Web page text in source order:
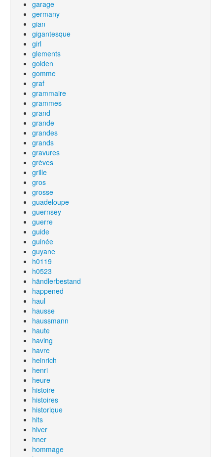
garage
germany
gian
gigantesque
girl
glements
golden
gomme
graf
grammaire
grammes
grand
grande
grandes
grands
gravures
grèves
grille
gros
grosse
guadeloupe
guernsey
guerre
guide
guinée
guyane
h0119
h0523
händlerbestand
happened
haul
hausse
haussmann
haute
having
havre
heinrich
henri
heure
histoire
histoires
historique
hits
hiver
hner
hommage